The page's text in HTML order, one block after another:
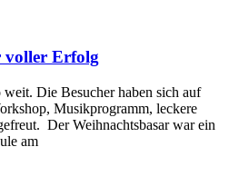
voller Erfolg
Die Besucher haben sich auf
Musikprogramm, leckere
Der Weihnachtsbasar war ein
am